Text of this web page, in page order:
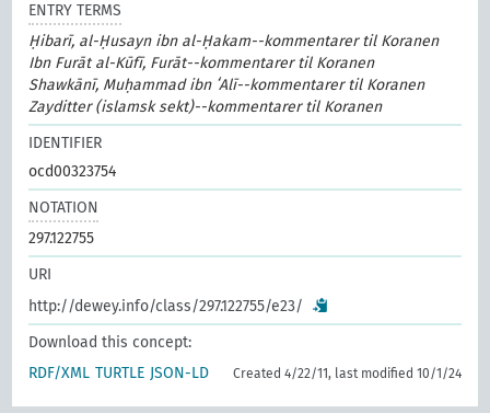
ENTRY TERMS
Ḥibarī, al-Ḥusayn ibn al-Ḥakam--kommentarer til Koranen
Ibn Furāt al-Kūfī, Furāt--kommentarer til Koranen
Shawkānī, Muḥammad ibn ʻAlī--kommentarer til Koranen
Zayditter (islamsk sekt)--kommentarer til Koranen
IDENTIFIER
ocd00323754
NOTATION
297.122755
URI
http://dewey.info/class/297.122755/e23/
Download this concept:
RDF/XML TURTLE JSON-LD Created 4/22/11, last modified 10/1/24